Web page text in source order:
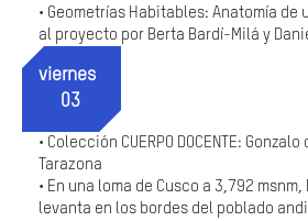
• Geometrías Habitables: Anatomía
al proyecto por Berta Bardí-Milá y
viernes
03
• Colección CUERPO DOCENTE:
Tarazona
• En una loma de Cusco a 3,792 msnm,
levanta en los bordes del poblado